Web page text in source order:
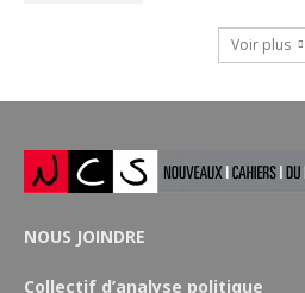
Voir plus
NOUS JOINDRE
Collectif d’analyse politique